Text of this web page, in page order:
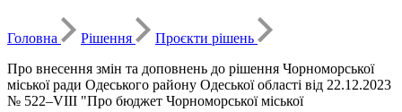
Головна Рішення
Проєкти рішень
Про внесення змін та доповнень до рішення Чорноморської
міської ради Одеського району Одеської області від 22.12.2023
№ 522–VІII "Про бюджет Чорноморської міської